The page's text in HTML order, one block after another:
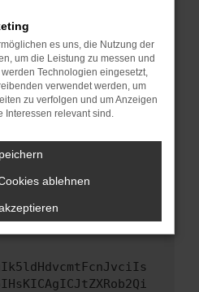
dem neuesten Stand
nicht nur ein
kann auch dazu
Funktionen nicht mehr
Webseitenbetreiber.
Schritte versucht
bitte. Wir werden
zu beheben. Du kannst
um uns bei der
es uns, die Nutzung der
um die Leistung zu messen und
Technologien eingesetzt,
verwendet werden, um
zu verfolgen und um Anzeigen
Interessen relevant sind.
ablehnen